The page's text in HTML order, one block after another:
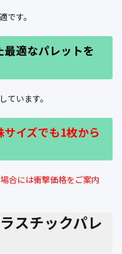
す。
適なパレットを
います。
イズでも1枚から
合には衝撃価格をご案内
スチックパレ